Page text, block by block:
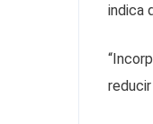
indica